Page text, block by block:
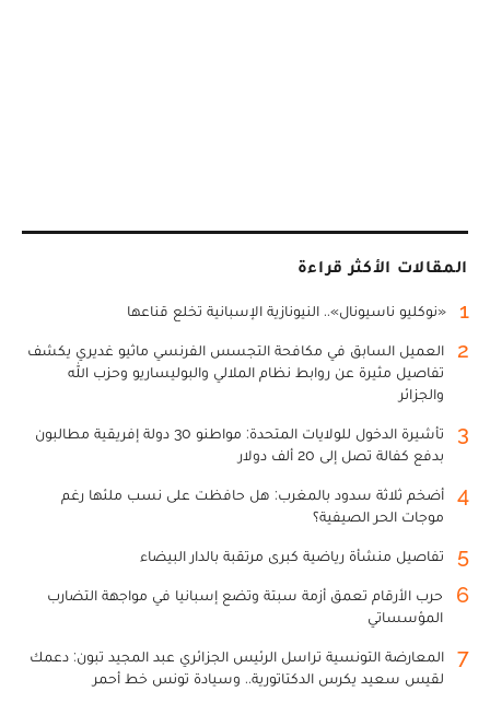
المقالات الأكثر قراءة
1 «نوكليو ناسيونال».. النيونازية الإسبانية تخلع قناعها
2
العميل السابق في مكافحة التجسس الفرنسي ماثيو غديري يكشف
تفاصيل مثيرة عن روابط نظام الملالي والبوليساريو وحزب الله
والجزائر
3
تأشيرة الدخول للولايات المتحدة: مواطنو 30 دولة إفريقية مطالبون
بدفع كفالة تصل إلى 20 ألف دولار
4
أضخم ثلاثة سدود بالمغرب: هل حافظت على نسب ملئها رغم
موجات الحر الصيفية؟
5 تفاصيل منشأة رياضية كبرى مرتقبة بالدار البيضاء
6
حرب الأرقام تعمق أزمة سبتة وتضع إسبانيا في مواجهة التضارب
المؤسساتي
7
المعارضة التونسية تراسل الرئيس الجزائري عبد المجيد تبون: دعمك
لقيس سعيد يكرس الدكتاتورية.. وسيادة تونس خط أحمر